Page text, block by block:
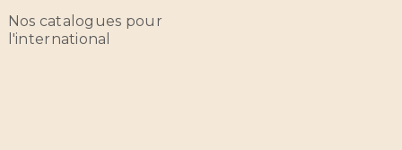
Nos catalogues pour
l'international